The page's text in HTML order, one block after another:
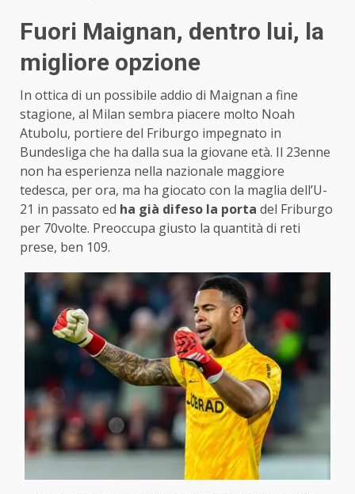
Fuori Maignan, dentro lui, la
migliore opzione
In ottica di un possibile addio di Maignan a fine
stagione, al Milan sembra piacere molto Noah
Atubolu, portiere del Friburgo impegnato in
Bundesliga che ha dalla sua la giovane età. Il 23enne
non ha esperienza nella nazionale maggiore
tedesca, per ora, ma ha giocato con la maglia dell’U-
21 in passato ed ha già difeso la porta del Friburgo
per 70volte. Preoccupa giusto la quantità di reti
prese, ben 109.